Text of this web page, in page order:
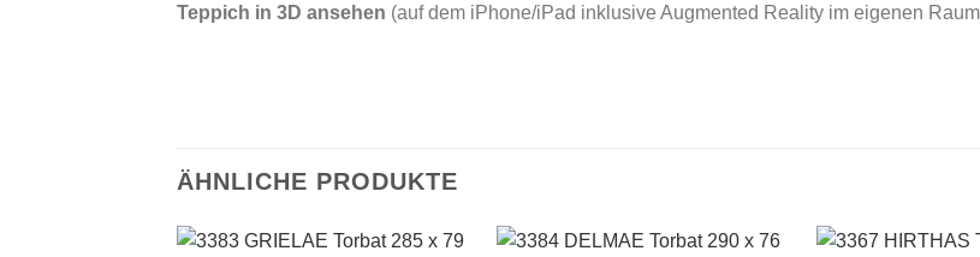
Teppich in 3D ansehen (auf dem iPhone/iPad inklusive Augmented Reality im eigenen
ÄHNLICHE PRODUKTE